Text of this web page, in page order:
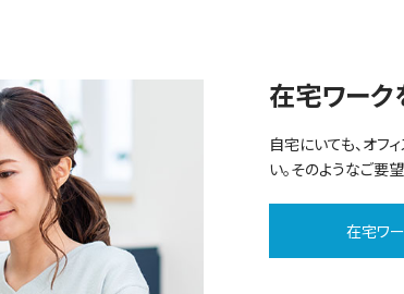
在宅ワーク
自宅にいても、オフ
い。そのようなご要
在宅ワ